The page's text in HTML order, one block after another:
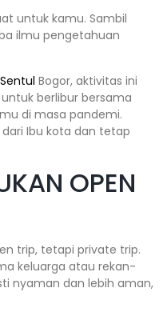
untuk kamu. Sambil
ilmu pengetahuan
Sentul Bogor, aktivitas ini
berlibur bersama
di masa pandemi.
Ibu kota dan tetap
OPEN
trip, tetapi private trip.
keluarga atau rekan-
nyaman dan lebih aman,